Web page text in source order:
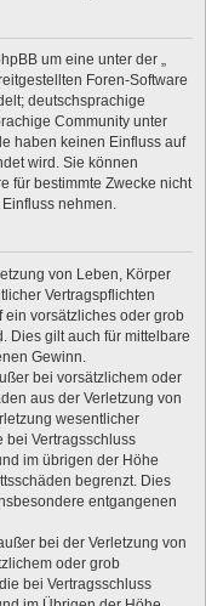
um eine unter der „
Foren-Software
deutschsprachige
Community unter
haben keinen Einfluss auf
wird. Sie können
für bestimmte Zwecke nicht
nehmen.
von Leben, Körper
Vertragspflichten
ein vorsätzliches oder grob
Dies gilt auch für mittelbare
Gewinn.
bei vorsätzlichem oder
aus der Verletzung von
wesentlicher
bei Vertragsschluss
im übrigen der Höhe
begrenzt. Dies
entgangenen
bei der Verletzung von
oder grob
bei Vertragsschluss